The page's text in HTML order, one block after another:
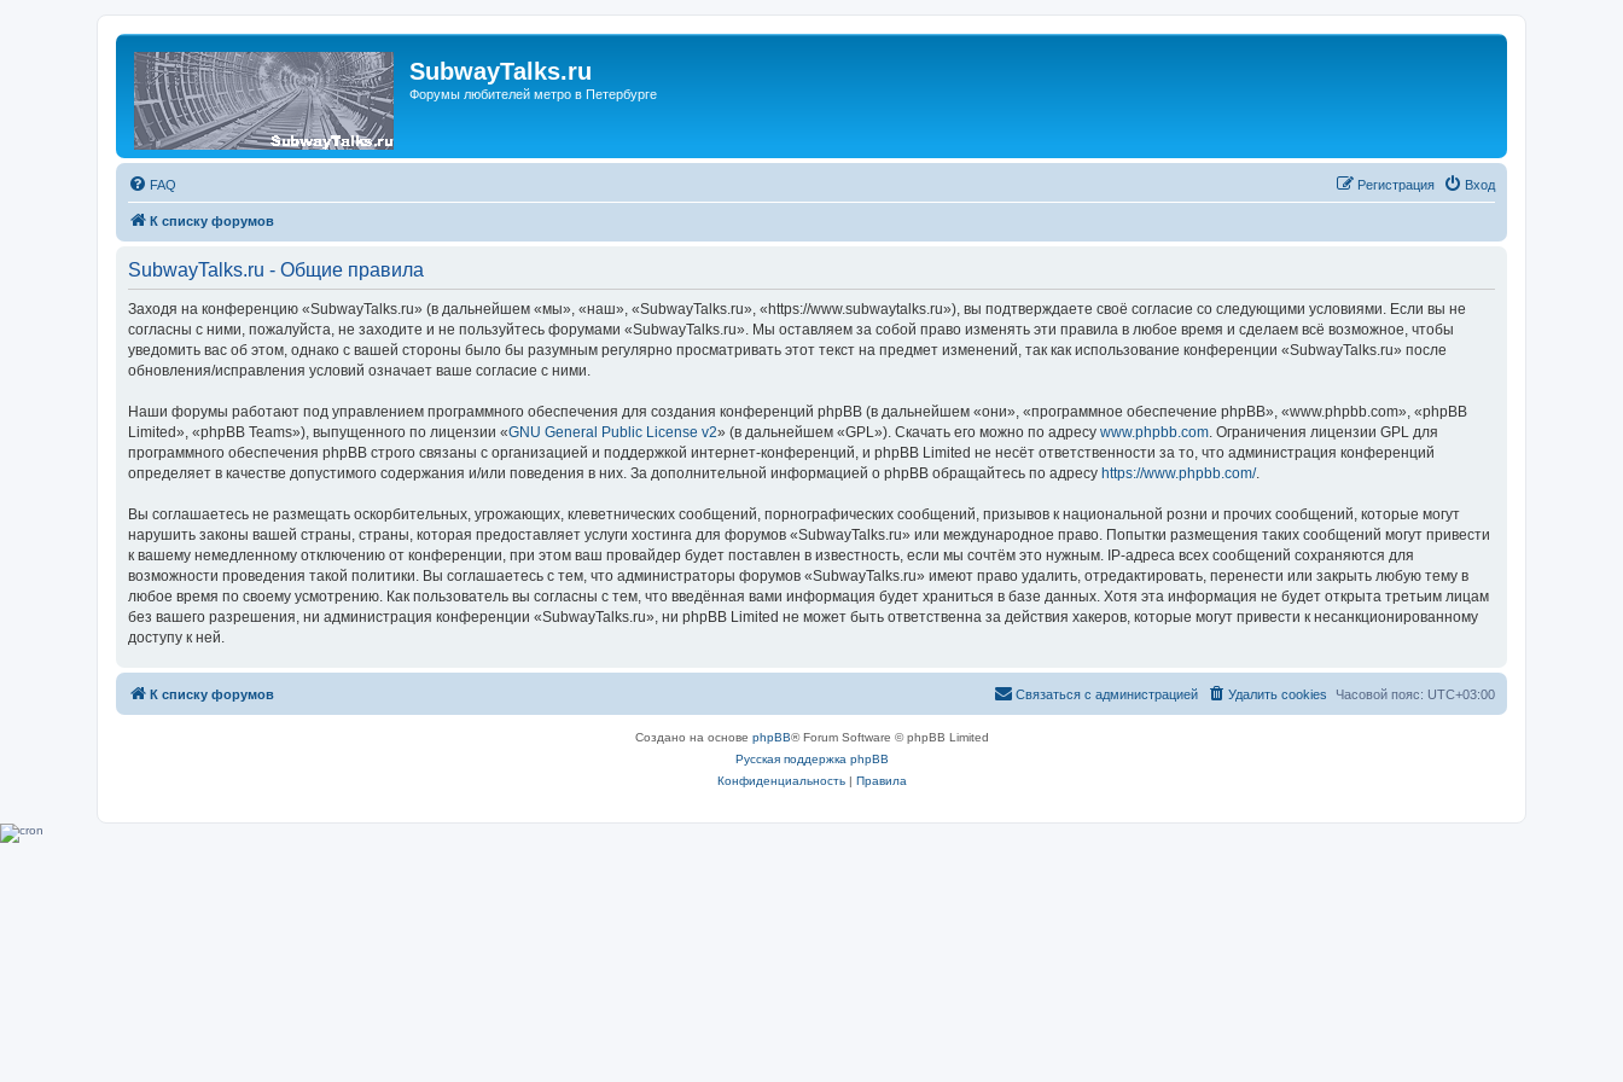
SubwayTalks.ru
Форумы любителей метро в Петербурге
FAQ Вход
Регистрация
К списку форумов
SubwayTalks.ru - Общие правила
Заходя на конференцию «SubwayTalks.ru» (в дальнейшем «мы», «наш», «SubwayTalks.ru», «https://www.subwaytalks.ru»), вы подтверждаете своё согласие со следующими условиями. Если вы не
согласны с ними, пожалуйста, не заходите и не пользуйтесь форумами «SubwayTalks.ru». Мы оставляем за собой право изменять эти правила в любое время и сделаем всё возможное, чтобы
уведомить вас об этом, однако с вашей стороны было бы разумным регулярно просматривать этот текст на предмет изменений, так как использование конференции «SubwayTalks.ru» после
обновления/исправления условий означает ваше согласие с ними.
Наши форумы работают под управлением программного обеспечения для создания конференций phpBB (в дальнейшем «они», «программное обеспечение phpBB», «www.phpbb.com», «phpBB
Limited», «phpBB Teams»), выпущенного по лицензии «GNU General Public License v2» (в дальнейшем «GPL»). Скачать его можно по адресу www.phpbb.com. Ограничения лицензии GPL для
программного обеспечения phpBB строго связаны с организацией и поддержкой интернет-конференций, и phpBB Limited не несёт ответственности за то, что администрация конференций
определяет в качестве допустимого содержания и/или поведения в них. За дополнительной информацией о phpBB обращайтесь по адресу https://www.phpbb.com/.
Вы соглашаетесь не размещать оскорбительных, угрожающих, клеветнических сообщений, порнографических сообщений, призывов к национальной розни и прочих сообщений, которые могут
нарушить законы вашей страны, страны, которая предоставляет услуги хостинга для форумов «SubwayTalks.ru» или международное право. Попытки размещения таких сообщений могут привести
к вашему немедленному отключению от конференции, при этом ваш провайдер будет поставлен в известность, если мы сочтём это нужным. IP-адреса всех сообщений сохраняются для
возможности проведения такой политики. Вы соглашаетесь с тем, что администраторы форумов «SubwayTalks.ru» имеют право удалить, отредактировать, перенести или закрыть любую тему в
любое время по своему усмотрению. Как пользователь вы согласны с тем, что введённая вами информация будет храниться в базе данных. Хотя эта информация не будет открыта третьим лицам
без вашего разрешения, ни администрация конференции «SubwayTalks.ru», ни phpBB Limited не может быть ответственна за действия хакеров, которые могут привести к несанкционированному
доступу к ней.
К списку форумов Часовой пояс: UTC+03:00
Удалить cookies
Связаться с администрацией
Создано на основе phpBB® Forum Software © phpBB Limited
Русская поддержка phpBB
Конфиденциальность| Правила